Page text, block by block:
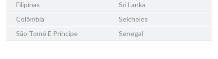
Filipinas
Sri Lanka
Colômbia
Seicheles
São Tomé E Príncipe
Senegal